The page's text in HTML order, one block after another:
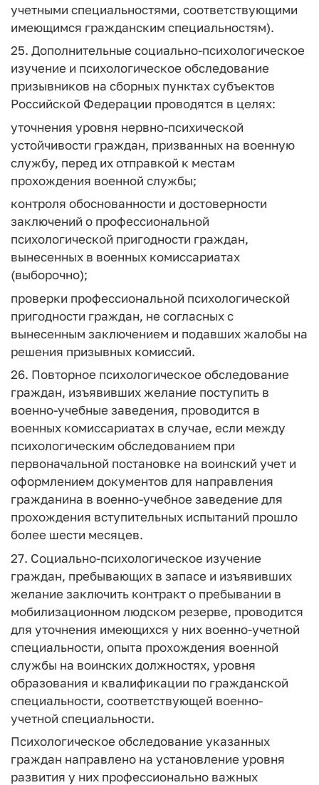
учетными специальностями, соответствующими
имеющимся гражданским специальностям).
25. Дополнительные социально-психологическое
изучение и психологическое обследование
призывников на сборных пунктах субъектов
Российской Федерации проводятся в целях:
уточнения уровня нервно-психической
устойчивости граждан, призванных на военную
службу, перед их отправкой к местам
прохождения военной службы;
контроля обоснованности и достоверности
заключений о профессиональной
психологической пригодности граждан,
вынесенных в военных комиссариатах
(выборочно);
проверки профессиональной психологической
пригодности граждан, не согласных с
вынесенным заключением и подавших жалобы на
решения призывных комиссий.
26. Повторное психологическое обследование
граждан, изъявивших желание поступить в
военно-учебные заведения, проводится в
военных комиссариатах в случае, если между
психологическим обследованием при
первоначальной постановке на воинский учет и
оформлением документов для направления
гражданина в военно-учебное заведение для
прохождения вступительных испытаний прошло
более шести месяцев.
27. Социально-психологическое изучение
граждан, пребывающих в запасе и изъявивших
желание заключить контракт о пребывании в
мобилизационном людском резерве, проводится
для уточнения имеющихся у них военно-учетной
специальности, опыта прохождения военной
службы на воинских должностях, уровня
образования и квалификации по гражданской
специальности, соответствующей военно-
учетной специальности.
Психологическое обследование указанных
граждан направлено на установление уровня
развития у них профессионально важных